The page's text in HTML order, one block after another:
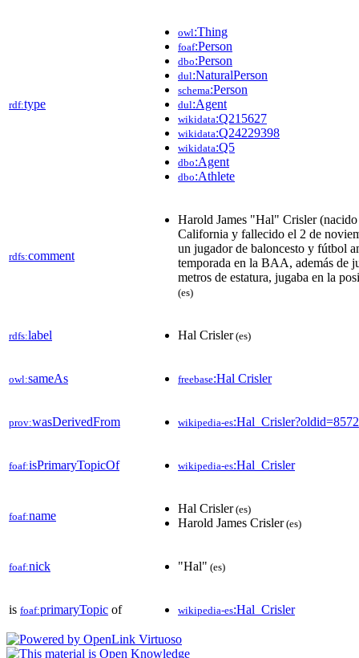
rdf:type
owl:Thing
foaf:Person
dbo:Person
dul:NaturalPerson
schema:Person
dul:Agent
wikidata:Q215627
wikidata:Q24229398
wikidata:Q5
dbo:Agent
dbo:Athlete
rdfs:comment
Harold James "Hal" Crisler
California y fallecido el 2 de
un jugador de baloncesto y fútbol
temporada en la BAA, además de
metros de estatura, jugaba en la
(es)
rdfs:label Hal Crisler(es)
owl:sameAs freebase:Hal Crisler
prov:wasDerivedFrom wikipedia-es
foaf:isPrimaryTopicOf wikipedia-es:Hal_Crisler
foaf:name
Hal Crisler(es)
Harold James Crisler(es)
foaf:nick "Hal" (es)
is foaf:primaryTopic of wikipedia-es:Hal_Crisler